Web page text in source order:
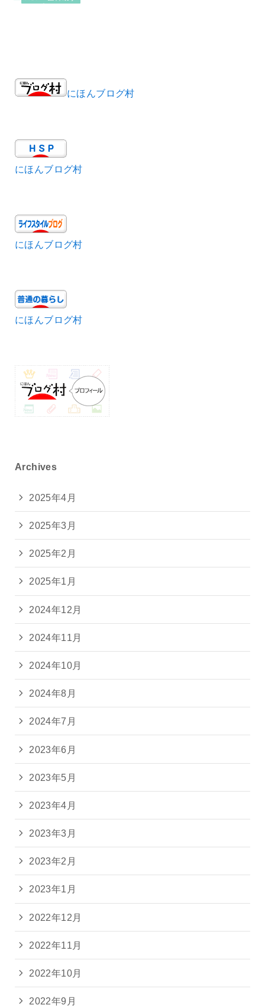
にほんブログ村
にほんブログ村
にほんブログ村
にほんブログ村
Archives
2025年4月
2025年3月
2025年2月
2025年1月
2024年12月
2024年11月
2024年10月
2024年8月
2024年7月
2023年6月
2023年5月
2023年4月
2023年3月
2023年2月
2023年1月
2022年12月
2022年11月
2022年10月
2022年9月